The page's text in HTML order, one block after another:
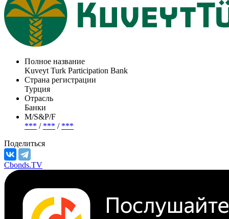
Полное название
Kuveyt Turk Participation Bank
Страна регистрации
Турция
Отрасль
Банки
М/S&P/F
*** / *** / ***
Поделиться
Cbonds.TV